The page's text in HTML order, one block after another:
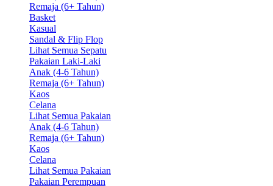
Remaja (6+ Tahun)
Basket
Kasual
Sandal & Flip Flop
Lihat Semua Sepatu
Pakaian Laki-Laki
Anak (4-6 Tahun)
Remaja (6+ Tahun)
Kaos
Celana
Lihat Semua Pakaian
Anak (4-6 Tahun)
Remaja (6+ Tahun)
Kaos
Celana
Lihat Semua Pakaian
Pakaian Perempuan